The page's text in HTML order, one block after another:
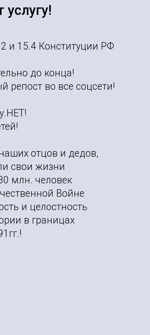
услугу!
и 15.4 Конституции РФ
до конца!
репост во все соцсети!
отцов и дедов,
свои жизни
млн. человек
Войне
и целостность
в границах